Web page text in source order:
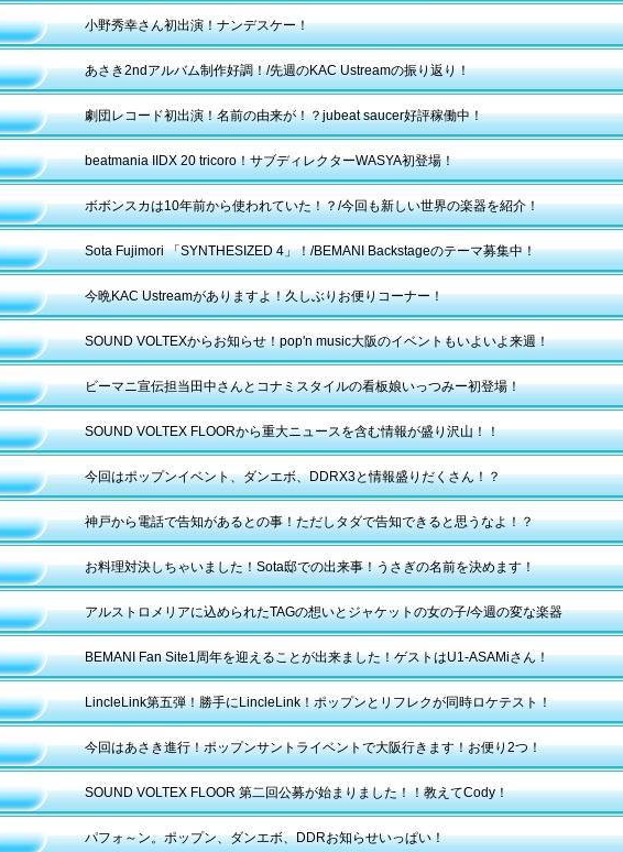
小野秀幸さん初出演！ナンデスケー！
あさき2ndアルバム制作好調！/先週のKAC Ustreamの振り返り！
劇団レコード初出演！名前の由来が！？jubeat saucer好評稼働中！
beatmania IIDX 20 tricoro！サブディレクターWASYA初登場！
ボボンスカは10年前から使われていた！？/今回も新しい世界の楽器を紹介！
Sota Fujimori 「SYNTHESIZED 4」！/BEMANI Backstageのテーマ募集中！
今晩KAC Ustreamがありますよ！久しぶりお便りコーナー！
SOUND VOLTEXからお知らせ！pop'n music大阪のイベントもいよいよ来週！
ビーマニ宣伝担当田中さんとコナミスタイルの看板娘いっつみー初登場！
SOUND VOLTEX FLOORから重大ニュースを含む情報が盛り沢山！！
今回はポップンイベント、ダンエボ、DDRX3と情報盛りだくさん！？
神戸から電話で告知があるとの事！ただしタダで告知できると思うなよ！？
お料理対決しちゃいました！Sota邸での出来事！うさぎの名前を決めます！
アルストロメリアに込められたTAGの想いとジャケットの女の子/今週の変な楽器
BEMANI Fan Site1周年を迎えることが出来ました！ゲストはU1-ASAMiさん！
LincleLink第五弾！勝手にLincleLink！ポップンとリフレクが同時ロケテスト！
今回はあさき進行！ポップンサントライベントで大阪行きます！お便り2つ！
SOUND VOLTEX FLOOR 第二回公募が始まりました！！教えてCody！
パフォ～ン。ポップン、ダンエボ、DDRお知らせいっぱい！